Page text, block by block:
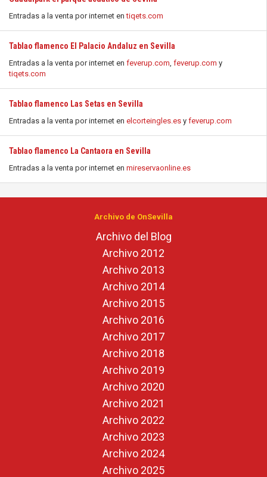
Entradas a la venta por internet entiqets.com
Tablao flamenco El Palacio Andaluz en Sevilla
Entradas a la venta por internet en feverup.com, feverup.com y
tiqets.com
Tablao flamenco Las Setas en Sevilla
Entradas a la venta por internet en elcorteingles.es y feverup.com
Tablao flamenco La Cantaora en Sevilla
Entradas a la venta por internet en mireservaonline.es
Archivo de OnSevilla
Archivo del Blog
Archivo 2012
Archivo 2013
Archivo 2014
Archivo 2015
Archivo 2016
Archivo 2017
Archivo 2018
Archivo 2019
Archivo 2020
Archivo 2021
Archivo 2022
Archivo 2023
Archivo 2024
Archivo 2025